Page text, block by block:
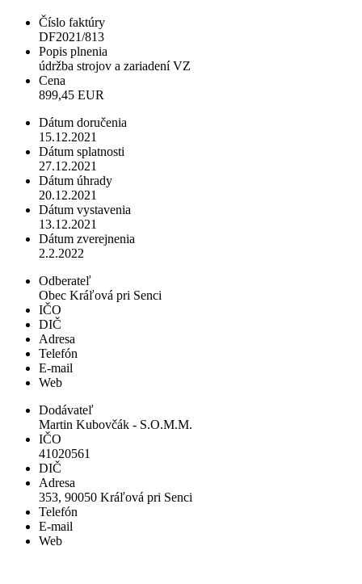
Číslo faktúry
DF2021/813
Popis plnenia
údržba strojov a zariadení VZ
Cena
899,45 EUR
Dátum doručenia
15.12.2021
Dátum splatnosti
27.12.2021
Dátum úhrady
20.12.2021
Dátum vystavenia
13.12.2021
Dátum zverejnenia
2.2.2022
Odberateľ
Obec Kráľová pri Senci
IČO
DIČ
Adresa
Telefón
E-mail
Web
Dodávateľ
Martin Kubovčák - S.O.M.M.
IČO
41020561
DIČ
Adresa
353, 90050 Kráľová pri Senci
Telefón
E-mail
Web